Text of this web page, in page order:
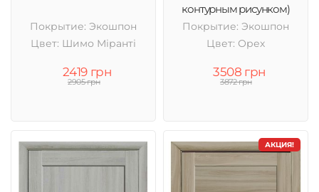
Покрытие: Экошпон
Цвет: Шимо Міранті
2419 грн
2905 грн
контурным рисунком)
Покрытие: Экошпон
Цвет: Орех
3508 грн
3872 грн
АКЦИЯ!